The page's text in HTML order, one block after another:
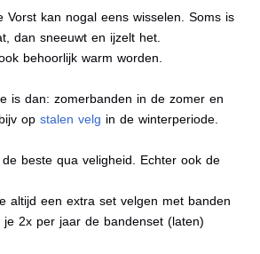
Vorst kan nogal eens wisselen. Soms is
dan sneeuwt en ijzelt het.
behoorlijk warm worden.
is dan: zomerbanden in de zomer en
op stalen velg in de winterperiode.
beste qua veligheid. Echter ook de
altijd een extra set velgen met banden
je 2x per jaar de bandenset (laten)